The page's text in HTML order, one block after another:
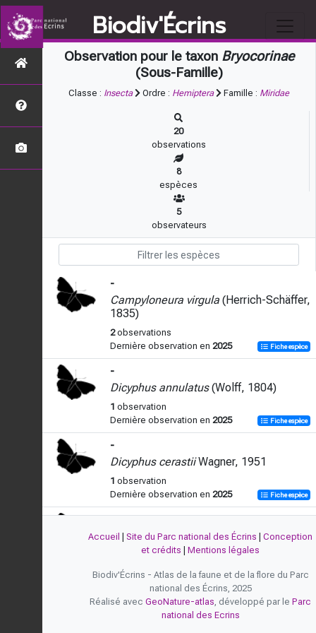
Biodiv'Écrins
Observation pour le taxon Bryocorinae
(Sous-Famille)
Classe : Insecta Ordre : Hemiptera Famille : Miridae
20
observations
8
espèces
5
observateurs
-
Campyloneura virgula (Herrich-Schäffer,
1835)
2observations
Dernière observation en 2025 Fiche espèce
-
Dicyphus annulatus(Wolff, 1804)
1 observation
Dernière observation en 2025 Fiche espèce
-
Dicyphus cerastiiWagner, 1951
1 observation
Dernière observation en 2025 Fiche espèce
-
Dicyphus epilobiiReuter, 1883
observations
Dernière observation en
Dicyphus errans(Wolff, 1804)
Accueil Site du Parc national des Écrins
Conception
et crédits
Mentions légales
Biodiv'Écrins - Atlas de la faune et de la flore du Parc
national des Écrins, 2025
Réalisé avec GeoNature-atlas, développé par le Parc
national des Ecrins